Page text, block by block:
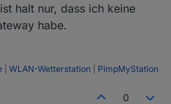
halt nur, dass ich keine
habe.
WLAN-Wetterstation PimpMyStation
0